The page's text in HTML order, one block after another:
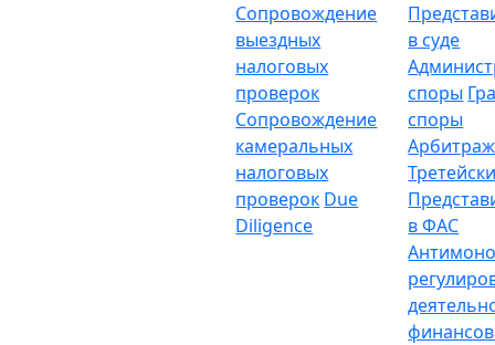
Сопровождение
выездных
налоговых
проверок
Сопровождение
камеральных
налоговых
проверок Due
Diligence
в суде
споры
споры
в ФАС